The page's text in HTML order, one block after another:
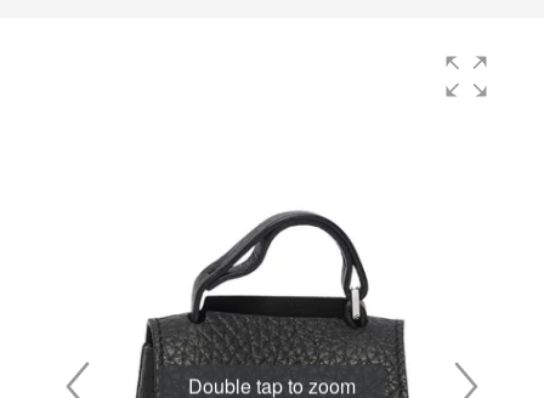
Double tap to zoom